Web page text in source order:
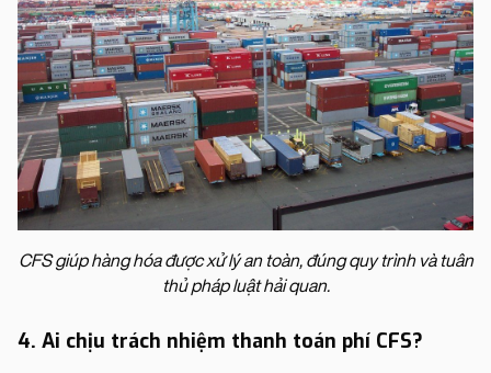
CFS giúp hàng hóa được xử lý an toàn, đúng quy trình và tuân
thủ pháp luật hải quan.
4. Ai chịu trách nhiệm thanh toán phí CFS?